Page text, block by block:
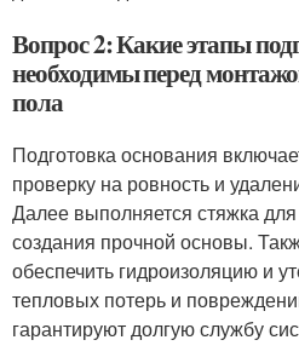
Вопрос 2: Какие этапы
необходимы перед
пола
Подготовка основания
проверку на ровность и
Далее выполняется стяжка
создания прочной основы.
обеспечить гидроизоляцию и
тепловых потерь и
гарантируют долгую службу